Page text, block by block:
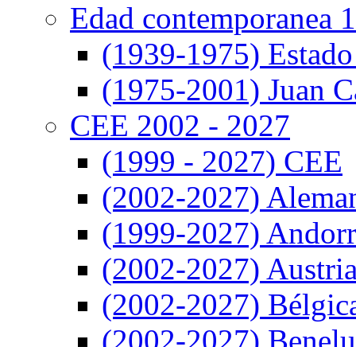
Edad contemporanea
(1939-1975)
(1975-2001) Juan
CEE 2002 - 2027
(1999 - 2027) CEE
(2002-2027)
(1999-2027)
(2002-2027)
(2002-2027)
(2002-2027)